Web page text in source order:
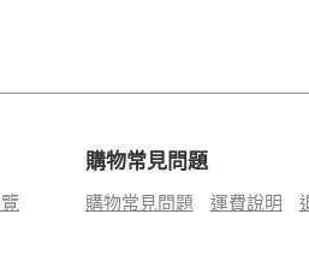
購物常見問題
購物常見問題 運費說明